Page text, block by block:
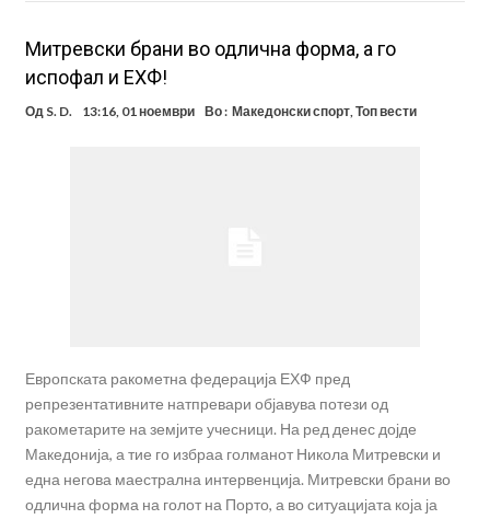
Митревски брани во одлична форма, а го
испофал и ЕХФ!
Од S. D. 13:16, 01 ноември Во : Македонски спорт,Топ вести
Европската ракометна федерација ЕХФ пред
репрезентативните натпревари објавува потези од
ракометарите на земјите учесници. На ред денес дојде
Македонија, а тие го избраа голманот Никола Митревски и
една негова маестрална интервенција. Митревски брани во
одлична форма на голот на Порто, а во ситуацијата која ја